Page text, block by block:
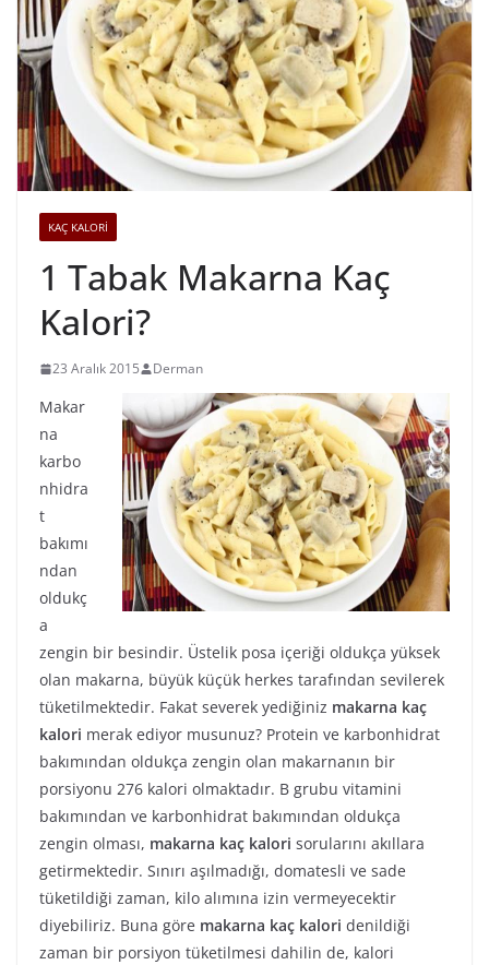
KAÇ KALORİ
1 Tabak Makarna Kaç
Kalori?
23 Aralık 2015 Derman
Makar
na
karbo
nhidra
t
bakımı
ndan
oldukç
a
zengin bir besindir. Üstelik posa içeriği oldukça yüksek
olan makarna, büyük küçük herkes tarafından sevilerek
tüketilmektedir. Fakat severek yediğiniz makarna kaç
kalori merak ediyor musunuz? Protein ve karbonhidrat
bakımından oldukça zengin olan makarnanın bir
porsiyonu 276 kalori olmaktadır. B grubu vitamini
bakımından ve karbonhidrat bakımından oldukça
zengin olması, makarna kaç kalori sorularını akıllara
getirmektedir. Sınırı aşılmadığı, domatesli ve sade
tüketildiği zaman, kilo alımına izin vermeyecektir
diyebiliriz. Buna göre makarna kaç kalori denildiği
zaman bir porsiyon tüketilmesi dahilin de, kalori